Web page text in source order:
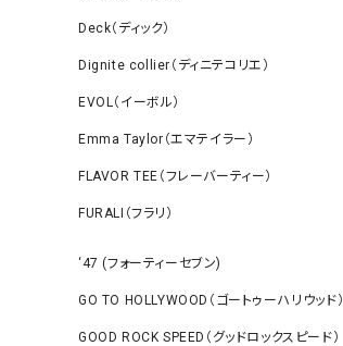
Deck（ディック）
Dignite collier（ディニテコリエ）
EVOL（イーボル）
Emma Taylor（エマテイラー）
FLAVOR TEE（フレーバーティー）
FURALI（フラリ）
‘47 (フォーティーセブン)
GO TO HOLLYWOOD（ゴートゥーハリウッド）
GOOD ROCK SPEED（グッドロックスピード）